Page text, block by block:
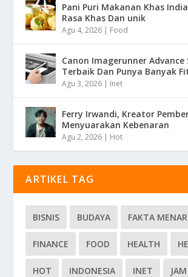
Pani Puri Makanan Khas
Rasa Khas Dan unik
Agu 4, 2026 | Food
Canon Imagerunner Advance
Terbaik Dan Punya Banyak
Agu 3, 2026 | Inet
Ferry Irwandi, Kreator
Menyuarakan Kebenaran
Agu 2, 2026 | Hot
ARTIKEL TAG
BISNIS BUDAYA FAKTA
FINANCE FOOD HEALTH
HOT INDONESIA INET